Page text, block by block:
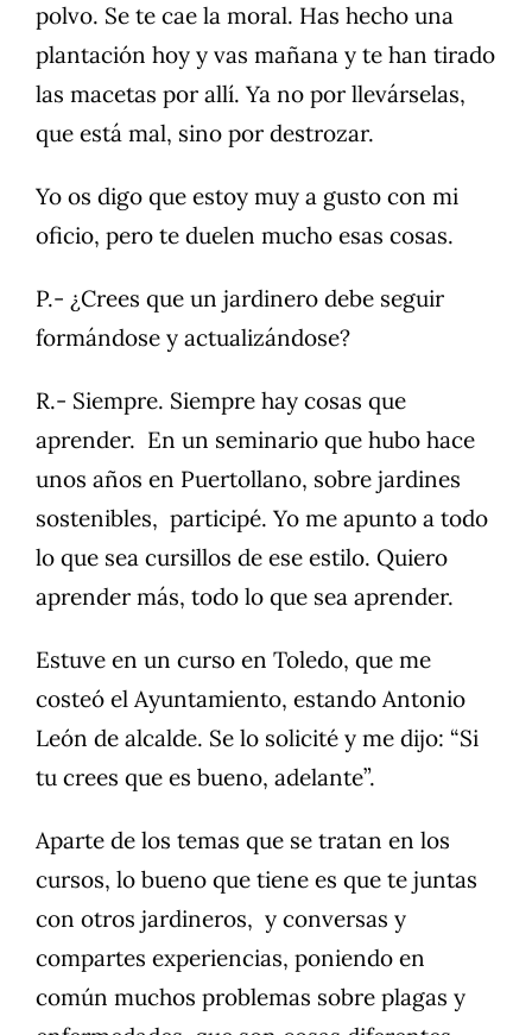
polvo. Se te cae la moral. Has hecho una
plantación hoy y vas mañana y te han tirado
las macetas por allí. Ya no por llevárselas,
que está mal, sino por destrozar.
Yo os digo que estoy muy a gusto con mi
oficio, pero te duelen mucho esas cosas.
P.- ¿Crees que un jardinero debe seguir
formándose y actualizándose?
R.- Siempre. Siempre hay cosas que
aprender. En un seminario que hubo hace
unos años en Puertollano, sobre jardines
sostenibles, participé. Yo me apunto a todo
lo que sea cursillos de ese estilo. Quiero
aprender más, todo lo que sea aprender.
Estuve en un curso en Toledo, que me
costeó el Ayuntamiento, estando Antonio
León de alcalde. Se lo solicité y me dijo: “Si
tu crees que es bueno, adelante”.
Aparte de los temas que se tratan en los
cursos, lo bueno que tiene es que te juntas
con otros jardineros, y conversas y
compartes experiencias, poniendo en
común muchos problemas sobre plagas y